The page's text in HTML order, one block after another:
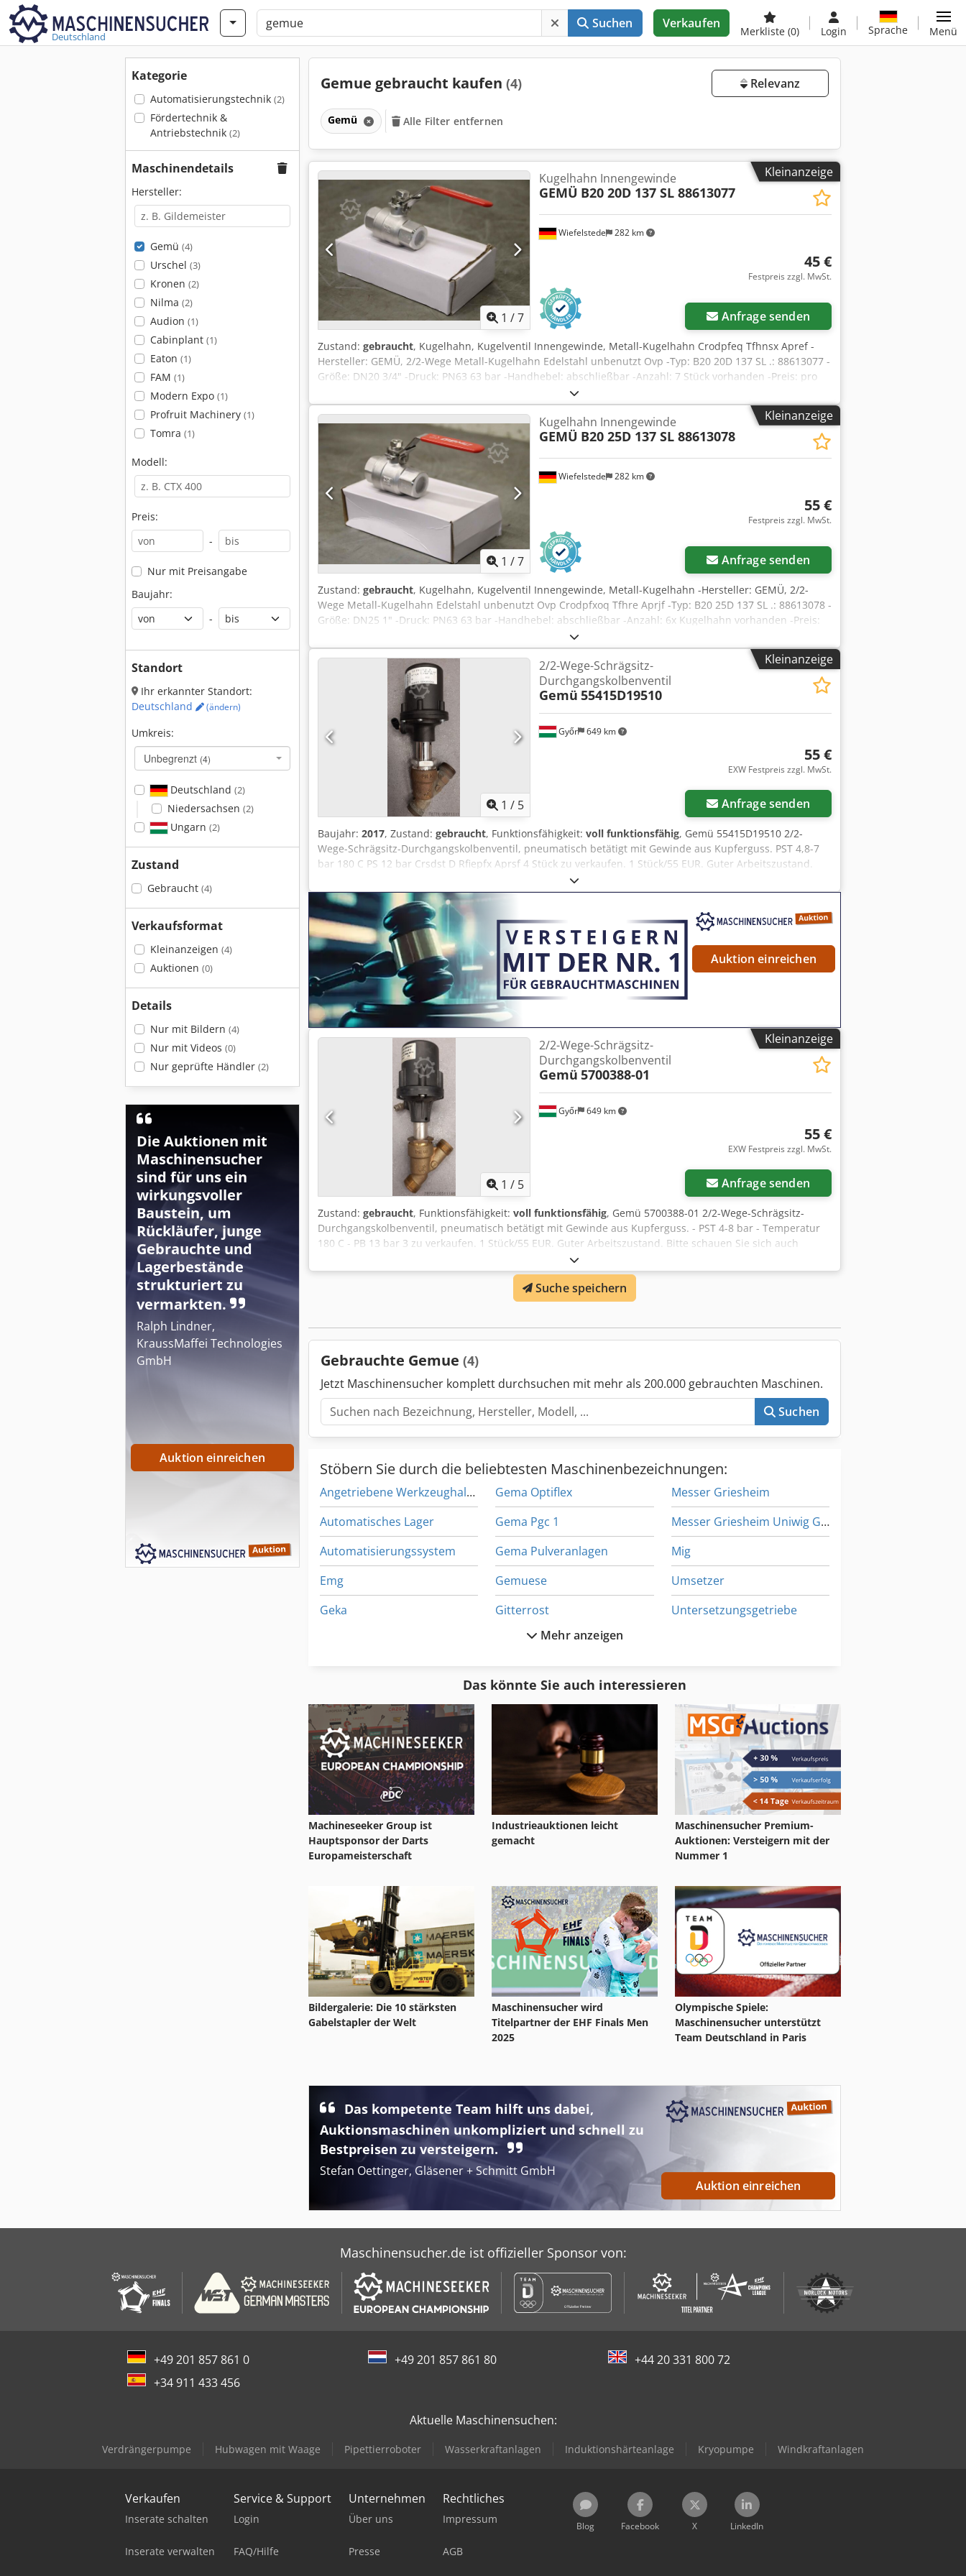
Deutschland
Suchen Verkaufen
Merkliste (0) Login Sprache Menü
Kategorie
Automatisierungstechnik (2)
Fördertechnik &
Antriebstechnik (2)
Maschinendetails
Hersteller:
Gemü (4)
Urschel (3)
Kronen (2)
Nilma (2)
Audion (1)
Cabinplant (1)
Eaton (1)
FAM (1)
Modern Expo (1)
Profruit Machinery (1)
Tomra (1)
Modell:
Preis:
-
Nur mit Preisangabe
Baujahr:
-
Standort
Ihr erkannter Standort:
Deutschland
(ändern)
Umkreis:
Unbegrenzt (4)
Deutschland (2)
Niedersachsen (2)
Ungarn (2)
Zustand
Gebraucht (4)
Verkaufsformat
Kleinanzeigen (4)
Auktionen (0)
Details
Nur mit Bildern (4)
Nur mit Videos (0)
Nur geprüfte Händler (2)
Die Auktionen mit
Maschinensucher
sind für uns ein
wirkungsvoller
Baustein, um
Rückläufer, junge
Gebrauchte und
Lagerbestände
strukturiert zu
vermarkten.
Ralph Lindner,
KraussMaffei Technologies
GmbH
Auktion einreichen
Gemue gebraucht kaufen (4) Relevanz
Gemü Alle Filter entfernen
Kleinanzeige
1 /7
Wiefelstede 282 km
Kugelhahn Innengewinde
GEMÜ B20 20D 137 SL 88613077
45 €
Festpreis zzgl. MwSt.
Anfrage senden
Zustand: gebraucht, Kugelhahn, Kugelventil Innengewinde, Metall-Kugelhahn Crodpfeq Tfhnsx Apref -
Hersteller: GEMÜ, 2/2-Wege Metall-Kugelhahn Edelstahl unbenutzt Ovp -Typ: B20 20D 137 SL .: 88613077 -
Größe: DN20 3/4" -Druck: PN63 63 bar -Handhebel: abschließbar -Anzahl: 7 Stück vorhanden -Preis: pro
Stück -Abmessung Karton: 180/100/H50 mm -Gewicht: 0,6 kg/St.
Kleinanzeige
1 /7
Wiefelstede 282 km
Kugelhahn Innengewinde
GEMÜ B20 25D 137 SL 88613078
55 €
Festpreis zzgl. MwSt.
Anfrage senden
Zustand: gebraucht, Kugelhahn, Kugelventil Innengewinde, Metall-Kugelhahn -Hersteller: GEMÜ, 2/2-
Wege Metall-Kugelhahn Edelstahl unbenutzt Ovp Crodpfxoq Tfhre Aprjf -Typ: B20 25D 137 SL .: 88613078 -
Größe: DN25 1" -Druck: PN63 63 bar -Handhebel: abschließbar -Anzahl: 6x Kugelhahn vorhanden -Preis:
pro Stück -Abmessung Karton: 195/120/H60 mm -Gewicht: 0,9 kg/St.
Kleinanzeige
1 / 5
Győr 649 km
2/2-Wege-Schrägsitz-
Durchgangskolbenventil
Gemü 55415D19510
55 €
EXW Festpreis zzgl. MwSt.
Anfrage senden
Baujahr: 2017, Zustand: gebraucht, Funktionsfähigkeit: voll funktionsfähig, Gemü 55415D19510 2/2-
Wege-Schrägsitz-Durchgangskolbenventil, pneumatisch betätigt mit Gewinde aus Kupferguss. PST 4,8-7
bar 180 C PS 12 bar Crsdst D Rfiepfx Aprsf 4 Stück zu verkaufen. 1 Stück/55 EUR. Guter Arbeitszustand.
Bitte schauen Sie sich auch unsere anderen Angebote an.
Auktion einreichen
Kleinanzeige
1 / 5
Győr 649 km
2/2-Wege-Schrägsitz-
Durchgangskolbenventil
Gemü 5700388-01
55 €
EXW Festpreis zzgl. MwSt.
Anfrage senden
Zustand: gebraucht, Funktionsfähigkeit: voll funktionsfähig, Gemü 5700388-01 2/2-Wege-Schrägsitz-
Durchgangskolbenventil, pneumatisch betätigt mit Gewinde aus Kupferguss. - PST 4-8 bar - Temperatur
180 C - PB 13 bar 3 zu verkaufen. 1 Stück/55 EUR. Guter Arbeitszustand. Bitte schauen Sie sich auch
unsere anderen Angebote an. Csdpfot D Rgmox Aprjrf
Suche speichern
Gebrauchte Gemue (4)
Jetzt Maschinensucher komplett durchsuchen mit mehr als 200.000 gebrauchten Maschinen.
Suchen
Stöbern Sie durch die beliebtesten Maschinenbezeichnungen:
Angetriebene Werkzeughalter
Automatisches Lager
Automatisierungssystem
Emg
Geka
Gema Drehmaschine
Gema Optiflex
Gema Pgc 1
Gema Pulveranlagen
Gemuese
Gitterrost
Messer Griesheim
Messer Griesheim Uniwig Gw 280
Mig
Umsetzer
Untersetzungsgetriebe
Mehr anzeigen
Das könnte Sie auch interessieren
Machineseeker Group ist
Hauptsponsor der Darts
Europameisterschaft
Industrieauktionen leicht
gemacht
Maschinensucher Premium-
Auktionen: Versteigern mit der
Nummer 1
Bildergalerie: Die 10 stärksten
Gabelstapler der Welt
Maschinensucher wird
Titelpartner der EHF Finals Men
2025
Olympische Spiele:
Maschinensucher unterstützt
Team Deutschland in Paris
Das kompetente Team hilft uns dabei,
Auktionsmaschinen unkompliziert und schnell zu
Bestpreisen zu versteigern.
Stefan Oettinger, Gläsener + Schmitt GmbH
Auktion einreichen
Maschinensucher.de ist offizieller Sponsor von:
+49 201 857 861 0 +49 201 857 861 80
+44 20 331 800 72
+34 911 433 456
Aktuelle Maschinensuchen:
Verdrängerpumpe Hubwagen mit Waage Pipettierroboter Wasserkraftanlagen Induktionshärteanlage Kryopumpe Windkraftanlagen
Verkaufen
Inserate schalten
Inserate verwalten
Service & Support
Login
FAQ/Hilfe
Unternehmen
Über uns
Presse
Rechtliches
Impressum
AGB
Blog Facebook X LinkedIn